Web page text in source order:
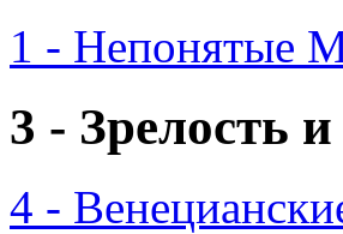
1 - Непонятые
3 - Зрелость
4 -